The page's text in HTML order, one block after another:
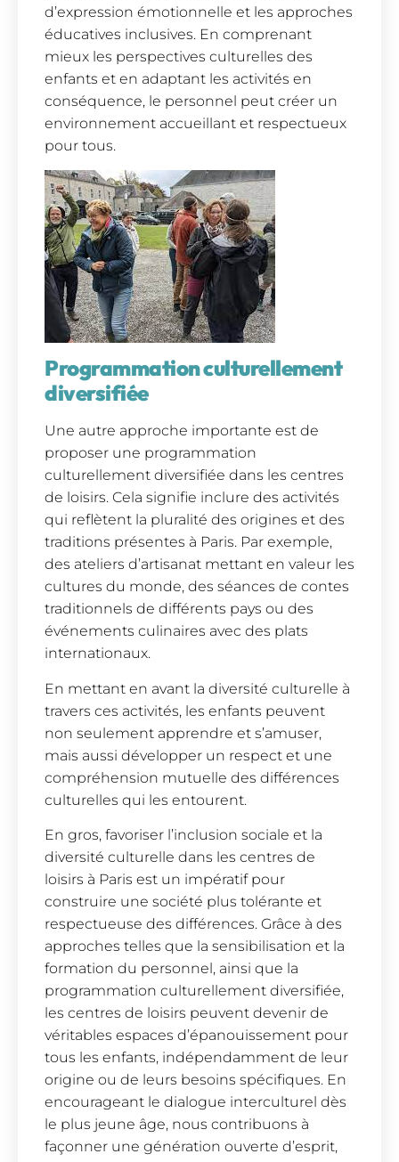
d’expression émotionnelle et les approches
éducatives inclusives. En comprenant
mieux les perspectives culturelles des
enfants et en adaptant les activités en
conséquence, le personnel peut créer un
environnement accueillant et respectueux
pour tous.
Programmation culturellement
diversifiée
Une autre approche importante est de
proposer une programmation
culturellement diversifiée dans les centres
de loisirs. Cela signifie inclure des activités
qui reflètent la pluralité des origines et des
traditions présentes à Paris. Par exemple,
des ateliers d’artisanat mettant en valeur les
cultures du monde, des séances de contes
traditionnels de différents pays ou des
événements culinaires avec des plats
internationaux.
En mettant en avant la diversité culturelle à
travers ces activités, les enfants peuvent
non seulement apprendre et s’amuser,
mais aussi développer un respect et une
compréhension mutuelle des différences
culturelles qui les entourent.
En gros, favoriser l’inclusion sociale et la
diversité culturelle dans les centres de
loisirs à Paris est un impératif pour
construire une société plus tolérante et
respectueuse des différences. Grâce à des
approches telles que la sensibilisation et la
formation du personnel, ainsi que la
programmation culturellement diversifiée,
les centres de loisirs peuvent devenir de
véritables espaces d’épanouissement pour
tous les enfants, indépendamment de leur
origine ou de leurs besoins spécifiques. En
encourageant le dialogue interculturel dès
le plus jeune âge, nous contribuons à
façonner une génération ouverte d’esprit,